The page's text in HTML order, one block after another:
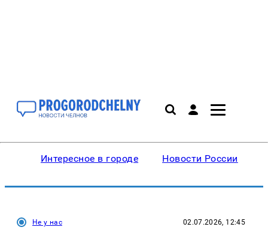
Интересное в городе Новости России
Не у нас 02.07.2026, 12:45